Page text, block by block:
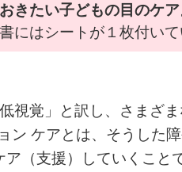
きたい子どもの目のケ
にはシートが１枚付いて
視覚」と訳し、さまざま
ン ケアとは、そうした
ア（支援）していくこと